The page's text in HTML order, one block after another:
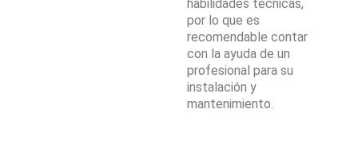
habilidades técnicas,
por lo que es
recomendable contar
con la ayuda de un
profesional para su
instalación y
mantenimiento.